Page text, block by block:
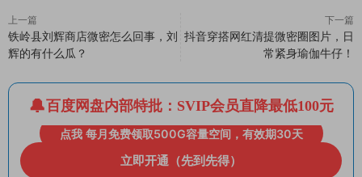
上一篇
铁岭县刘辉商店微密怎么回事，刘
辉的有什么瓜？
下一篇
抖音穿搭网红清提微密圈图片，日
常紧身瑜伽牛仔！
百度网盘内部特批：SVIP会员直降最低100元
点我 每月免费领取500G容量空间，有效期30天
立即开通（先到先得）